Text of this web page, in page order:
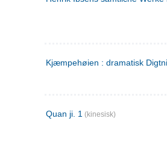
Kjæmpehøien : dramatisk
Quan ji. 1 (kinesisk)